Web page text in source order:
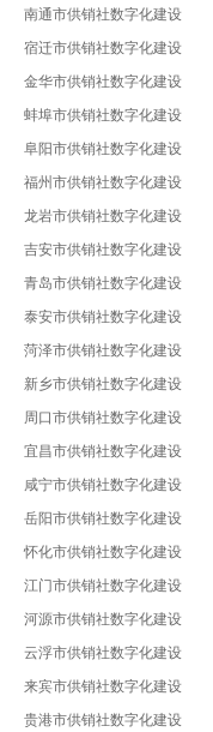
南通市供销社数字化建设
宿迁市供销社数字化建设
金华市供销社数字化建设
蚌埠市供销社数字化建设
阜阳市供销社数字化建设
福州市供销社数字化建设
龙岩市供销社数字化建设
吉安市供销社数字化建设
青岛市供销社数字化建设
泰安市供销社数字化建设
菏泽市供销社数字化建设
新乡市供销社数字化建设
周口市供销社数字化建设
宜昌市供销社数字化建设
咸宁市供销社数字化建设
岳阳市供销社数字化建设
怀化市供销社数字化建设
江门市供销社数字化建设
河源市供销社数字化建设
云浮市供销社数字化建设
来宾市供销社数字化建设
贵港市供销社数字化建设